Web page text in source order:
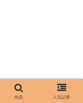
検索 人気記事